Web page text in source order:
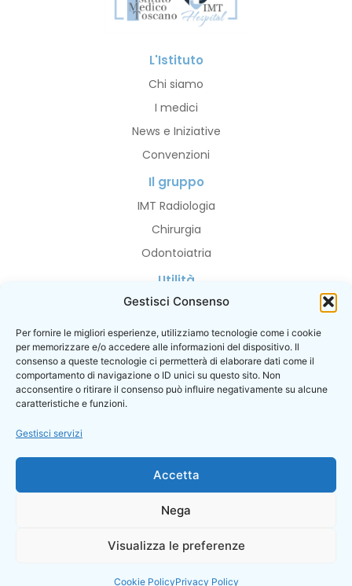
Gestisci Consenso
Per fornire le migliori esperienze, utilizziamo tecnologie come i cookie
per memorizzare e/o accedere alle informazioni del dispositivo. Il
consenso a queste tecnologie ci permetterà di elaborare dati come il
comportamento di navigazione o ID unici su questo sito. Non
acconsentire o ritirare il consenso può influire negativamente su alcune
caratteristiche e funzioni.
Gestisci servizi
Accetta
Nega
Visualizza le preferenze
Cookie PolicyPrivacy Policy
L'Istituto
Chi siamo
I medici
News e Iniziative
Convenzioni
Il gruppo
IMT Radiologia
Chirurgia
Odontoiatria
Utilità
Privacy Policy
Cookie Policy
I contatti
Prenotazioni
POLIZZA ASSICURATIVA PER RESPONSABILITA’ CIVILE VERSO TERZI
SARA ASSICURAZIONI N. 50 46379ZV Sara Assicurazioni
MASSIMALE: 5.000.000,00 EURO
Azzini – Sede Legale / Operativa: Via Barsanti 24, 59100 Prato (PO) –